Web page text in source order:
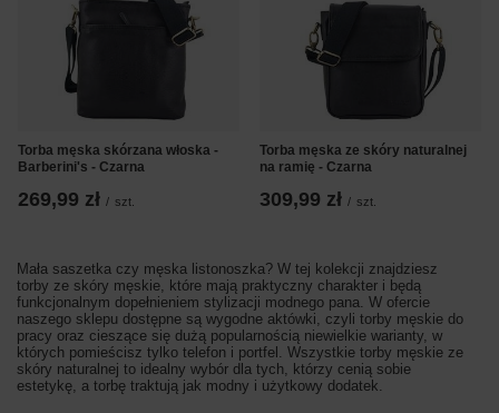
Torba męska skórzana włoska -
Barberini's - Czarna
269,99 zł / szt.
Torba męska ze skóry naturalnej
na ramię - Czarna
309,99 zł / szt.
Mała saszetka czy męska listonoszka? W tej kolekcji znajdziesz
torby ze skóry męskie, które mają praktyczny charakter i będą
funkcjonalnym dopełnieniem stylizacji modnego pana. W ofercie
naszego sklepu dostępne są wygodne aktówki, czyli torby męskie do
pracy oraz cieszące się dużą popularnością niewielkie warianty, w
których pomieścisz tylko telefon i portfel. Wszystkie torby męskie ze
skóry naturalnej to idealny wybór dla tych, którzy cenią sobie
estetykę, a torbę traktują jak modny i użytkowy dodatek.